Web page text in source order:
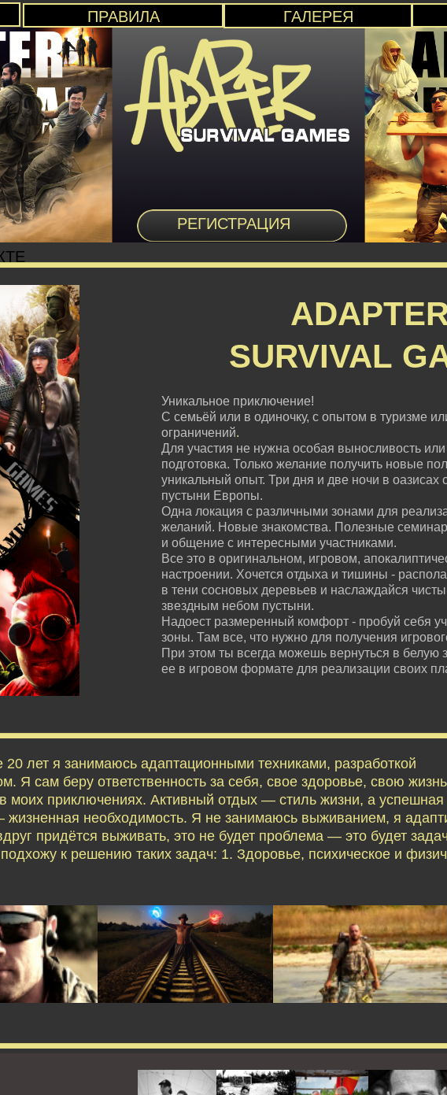
ПРАВИЛА ГАЛЕРЕЯ
РЕГИСТРАЦИЯ
SURVIVAL
Уникальное приключение!
С семьёй или в одиночку, с опытом в туризме
ограничений.
Для участия не нужна особая выносливость
подготовка. Только желание получить новые
уникальный опыт. Три дня и две ночи в оазисах
пустыни Европы.
Одна локация с различными зонами для
желаний. Новые знакомства. Полезные
и общение с интересными участниками.
Все это в оригинальном, игровом,
настроении. Хочется отдыха и тишины -
в тени сосновых деревьев и наслаждайся
звездным небом пустыни.
Надоест размеренный комфорт - пробуй себя
зоны. Там все, что нужно для получения
При этом ты всегда можешь вернуться в белую
ее в игровом формате для реализации своих
лет я занимаюсь адаптационными техниками, разработкой
Я сам беру ответственность за себя, свое здоровье, свою
моих приключениях. Активный отдых — стиль жизни, а успешная
необходимость. Я не занимаюсь выживанием, я
придётся выживать, это не будет проблема — это будет
к решению таких задач: 1. Здоровье, психическое и